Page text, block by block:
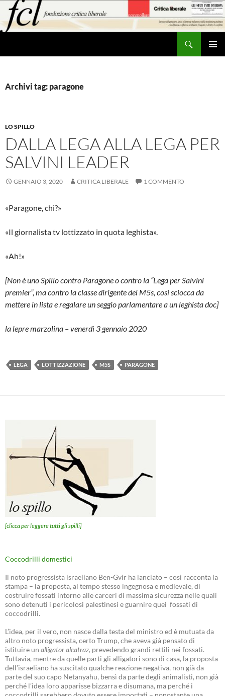
contenuto
Archivi tag: paragone
LO SPILLO
DALLA LEGA ALLA LEGA PER
SALVINI LEADER
GENNAIO 3, 2020 CRITICA LIBERALE 1 COMMENTO
«Paragone, chi?»
«Il giornalista tv lottizzato in quota leghista».
«Ah!»
[Non è uno Spillo contro Paragone o contro la “Lega per Salvini
premier”, ma contro la classe dirigente del M5s, così sciocca da
mettere in lista e regalare un seggio parlamentare a un leghista doc]
la lepre marzolina – venerdì 3 gennaio 2020
LEGA LOTTIZZAZIONE M5S PARAGONE
[clicca per leggere tutti gli spilli]
Coccodrilli domestici
Il noto progressista israeliano Ben-Gvir ha lanciato – così racconta la
stampa – la proposta, al tempo stesso ingegnosa e medievale, di
costruire fossati intorno alle carceri di massima sicurezza nelle quali
sono detenuti i pericolosi palestinesi e guarnire quei fossati di
coccodrilli.
L’idea, per il vero, non nasce dalla testa del ministro ed è mutuata da
altro noto progressista, certo Trump, che aveva già pensato di
istituire un alligator alcatraz, prevedendo grandi rettili nei fossati.
Tuttavia, mentre da quelle parti gli alligatori sono di casa, la proposta
dell’israeliano ha suscitato qualche reazione negativa, non già da
parte del suo capo Netanyahu, bensì da parte degli animalisti, non già
perché l’idea loro apparisse bizzarra e disumana, ma perché i